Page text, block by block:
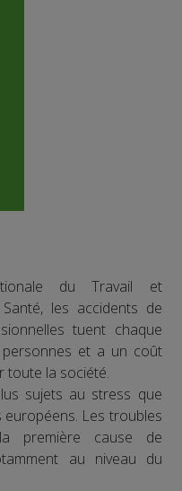
du Travail et
les accidents de
tuent chaque
et a un coût
toute la société.
sujets au stress que
Les troubles
première cause de
au niveau du